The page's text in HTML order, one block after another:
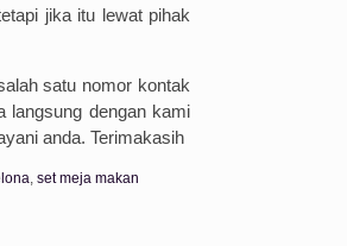
jika itu lewat pihak
satu nomor kontak
langsung dengan kami
anda. Terimakasih
, set meja makan